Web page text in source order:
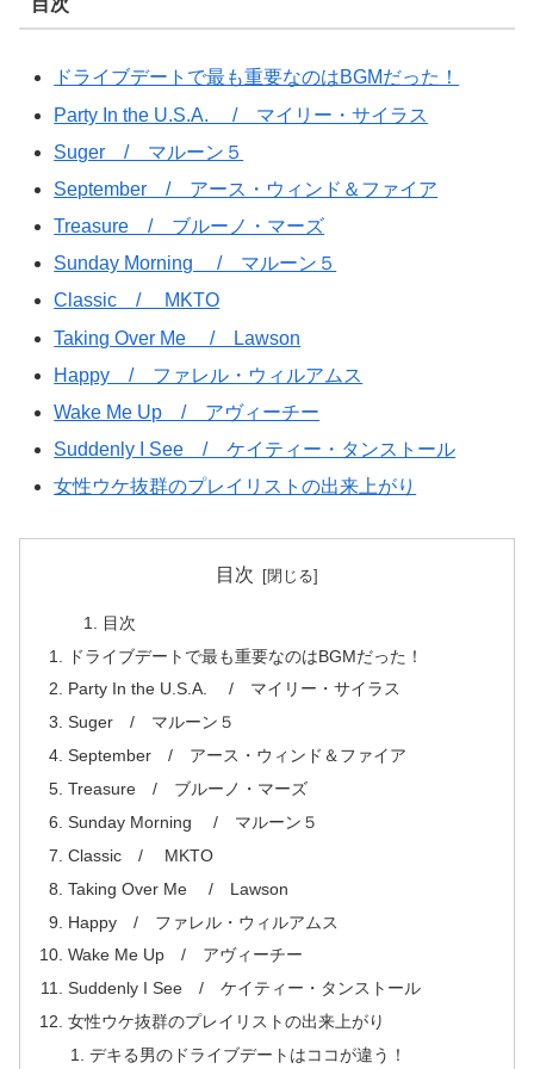
ドライブデートで最も重要なのはBGMだった！
Party In the U.S.A. / マイリー・サイラス
Suger / マルーン５
September / アース・ウィンド＆ファイア
Treasure / ブルーノ・マーズ
Sunday Morning / マルーン５
Classic / MKTO
Taking Over Me / Lawson
Happy / ファレル・ウィルアムス
Wake Me Up / アヴィーチー
Suddenly I See / ケイティー・タンストール
女性ウケ抜群のプレイリストの出来上がり
目次
目次
ドライブデートで最も重要なのはBGMだった！
Party In the U.S.A. / マイリー・サイラス
Suger / マルーン５
September / アース・ウィンド＆ファイア
Treasure / ブルーノ・マーズ
Sunday Morning / マルーン５
Classic / MKTO
Taking Over Me / Lawson
Happy / ファレル・ウィルアムス
Wake Me Up / アヴィーチー
Suddenly I See / ケイティー・タンストール
女性ウケ抜群のプレイリストの出来上がり
デキる男のドライブデートはココが違う！